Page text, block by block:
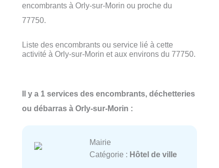
encombrants à Orly-sur-Morin ou proche du
77750.
Liste des encombrants ou service lié à cette
activité à Orly-sur-Morin et aux environs du 77750.
Il y a 1 services des encombrants, déchetteries
ou débarras à Orly-sur-Morin :
Mairie
Catégorie : Hôtel de ville